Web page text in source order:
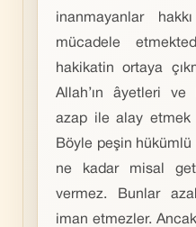
inanmayanlar
mücadele
hakikatin ortaya
Allah’ın âyetleri
azap ile alay etmek
Böyle peşin
ne kadar misal
vermez. Bunlar
iman etmezler.